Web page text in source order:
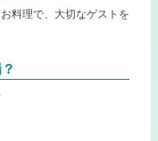
料理で、大切なゲストを